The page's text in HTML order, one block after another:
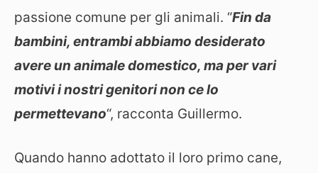
passione comune per gli animali. “Fin da
bambini, entrambi abbiamo desiderato
avere un animale domestico, ma per vari
motivi i nostri genitori non ce lo
permettevano“, racconta Guillermo.
Quando hanno adottato il loro primo cane,